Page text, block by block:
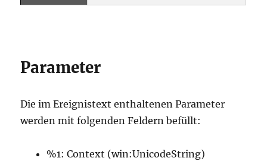
Parameter
Die im Ereignistext enthaltenen Parameter
werden mit folgenden Feldern befüllt:
%1: Context (win:UnicodeString)